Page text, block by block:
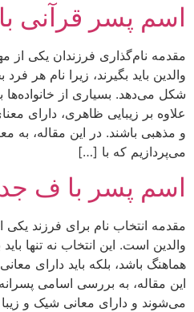
اسم پسر قرآنی
مقدمه نام‌گذاری فرزندان یکی از
والدین باید بگیرند، زیرا نام هر
شکل می‌دهد. بسیاری از خانواده‌ها
علاوه بر زیبایی ظاهری، دارای
و مذهبی باشند. در این مقاله، به
می‌پردازیم که با […]
اسم پسر با ف
مقدمه انتخاب نام برای فرزند یکی
والدین است. این انتخاب نه تنها
هماهنگ باشد، بلکه باید دارای
این مقاله، به بررسی اسامی
می‌شوند و دارای معانی شیک و